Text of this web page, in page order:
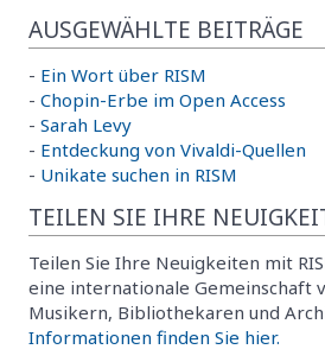
AUSGEWÄHLTE BEITRÄGE
- Ein Wort über RISM
- Chopin-Erbe im Open Access
- Sarah Levy
- Entdeckung von Vivaldi-Quellen
- Unikate suchen in RISM
TEILEN SIE IHRE
Teilen Sie Ihre Neuigkeiten mit
eine internationale Gemeinschaft
Musikern, Bibliothekaren und
Informationen finden Sie hier.